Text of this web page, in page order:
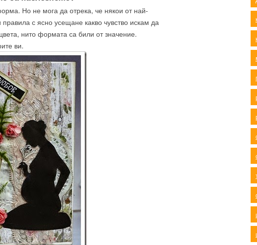
Но не мога да отрека, че някои от най-
с ясно усещане какво чувство искам да
нито формата са били от значение.
ви.